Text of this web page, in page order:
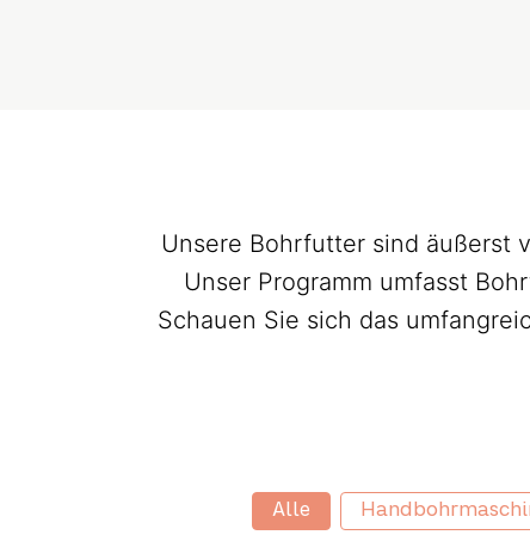
Unsere Bohrfutter sind äußerst
Unser Programm umfasst
Schauen Sie sich das
Industrial categories
Alle